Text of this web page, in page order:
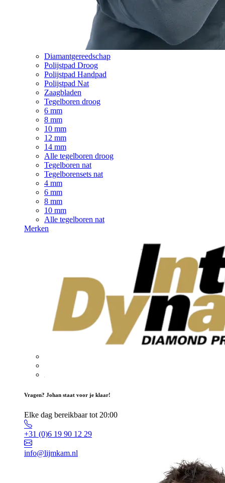
Diamantgereedschap
Polijstpad Droog
Polijstpad Handpad
Polijstpad Nat
Zaagbladen
Tegelboren droog
6 mm
8 mm
10 mm
12 mm
14 mm
Alle tegelboren droog
Tegelboren nat
Tegelborensets nat
4 mm
6 mm
8 mm
10 mm
Alle tegelboren nat
Merken
Vragen? Johan staat voor je klaar!
Elke dag bereikbaar tot 20:00
+31 (0)6 19 90 12 29
info@lijmkam.nl